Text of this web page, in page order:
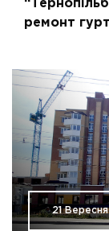
ремонт
21